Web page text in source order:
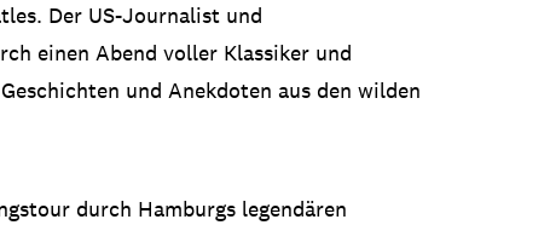
Der US-Journalist und
einen Abend voller Klassiker und
und Anekdoten aus den wilden
durch Hamburgs legendären